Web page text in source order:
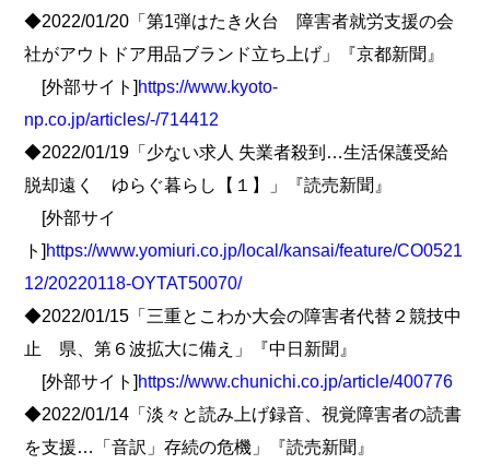
◆2022/01/20「第1弾はたき火台 障害者就労支援の会
社がアウトドア用品ブランド立ち上げ」『京都新聞』
[外部サイト] https://www.kyoto-
np.co.jp/articles/-/714412
◆2022/01/19「少ない求人 失業者殺到…生活保護受給
脱却遠く ゆらぐ暮らし【１】」『読売新聞』
[外部サイ
ト] https://www.yomiuri.co.jp/local/kansai/feature/CO0521
12/20220118-OYTAT50070/
◆2022/01/15「三重とこわか大会の障害者代替２競技中
止 県、第６波拡大に備え」『中日新聞』
[外部サイト] https://www.chunichi.co.jp/article/400776
◆2022/01/14「淡々と読み上げ録音、視覚障害者の読書
を支援…「音訳」存続の危機」『読売新聞』